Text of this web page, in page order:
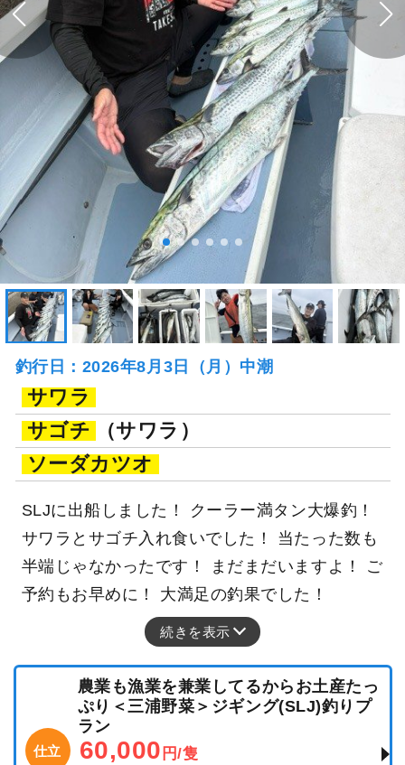
釣行日：2026年8月3日（月）中潮
サワラ
サゴチ
（サワラ）
ソーダカツオ
SLJに出船しました！ クーラー満タン大爆釣！
サワラとサゴチ入れ食いでした！ 当たった数も
半端じゃなかったです！ まだまだいますよ！ ご
予約もお早めに！ 大満足の釣果でした！
続きを表示
仕立
農業も漁業を兼業してるからお土産たっ
ぷり＜三浦野菜＞ジギング(SLJ)釣りプ
ラン
60,000 円/隻